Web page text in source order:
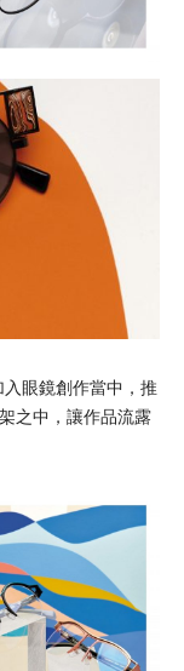
眼鏡創作當中，推
之中，讓作品流露